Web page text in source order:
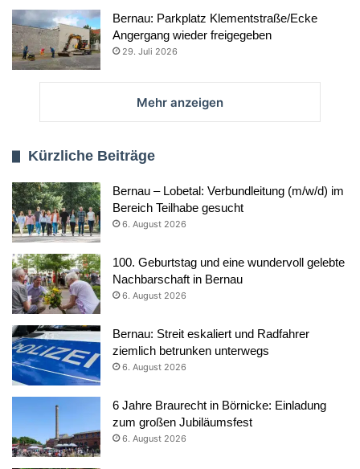
Bernau: Parkplatz Klementstraße/Ecke
Angergang wieder freigegeben
29. Juli 2026
Mehr anzeigen
Kürzliche Beiträge
Bernau – Lobetal: Verbundleitung (m/w/d) im
Bereich Teilhabe gesucht
6. August 2026
100. Geburtstag und eine wundervoll gelebte
Nachbarschaft in Bernau
6. August 2026
Bernau: Streit eskaliert und Radfahrer
ziemlich betrunken unterwegs
6. August 2026
6 Jahre Braurecht in Börnicke: Einladung
zum großen Jubiläumsfest
6. August 2026